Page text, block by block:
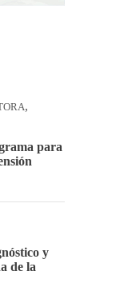
,
para
y
de la